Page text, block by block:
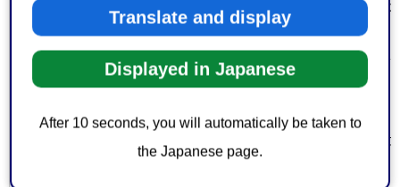
Translate and display
Displayed in Japanese
After 10 seconds, you will automatically be taken to
the Japanese page.
なお、土日祝日及び年末年始（12月29日か
ておりません。
お持
てい
本人確認書類（運転免許証、マイナンバー